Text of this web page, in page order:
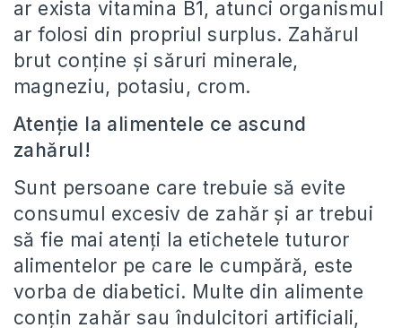
ar exista vitamina B1, atunci organismul
ar folosi din propriul surplus. Zahărul
brut conţine şi săruri minerale,
magneziu, potasiu, crom.
Atenţie la alimentele ce ascund
zahărul!
Sunt persoane care trebuie să evite
consumul excesiv de zahăr și ar trebui
să fie mai atenți la etichetele tuturor
alimentelor pe care le cumpără, este
vorba de diabetici. Multe din alimente
conţin zahăr sau îndulcitori artificiali,